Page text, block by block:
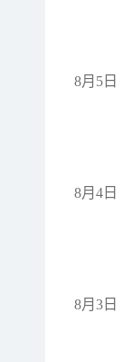
8月5日
8月4日
8月3日